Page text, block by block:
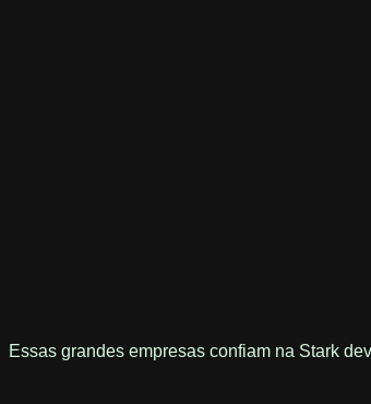
Essas grandes empresas confiam na Stark